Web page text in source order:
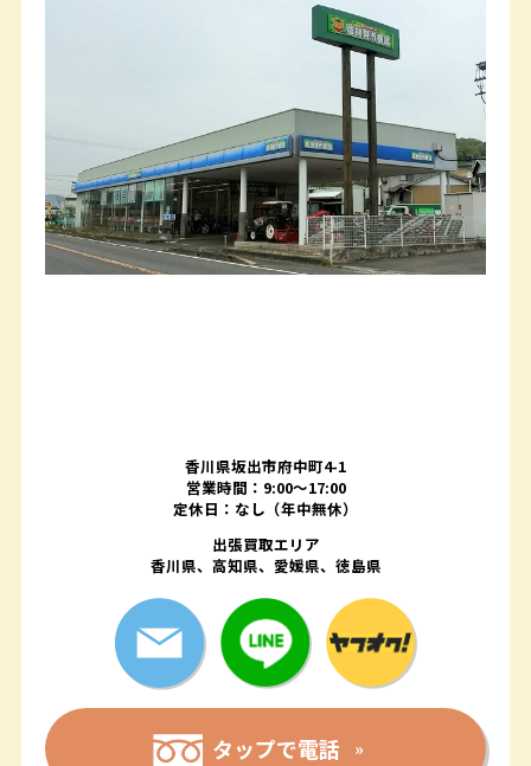
香川県坂出市府中町4-1
営業時間：9:00～17:00
定休日：なし（年中無休）
出張買取エリア
香川県、高知県、愛媛県、徳島県
タップで電話